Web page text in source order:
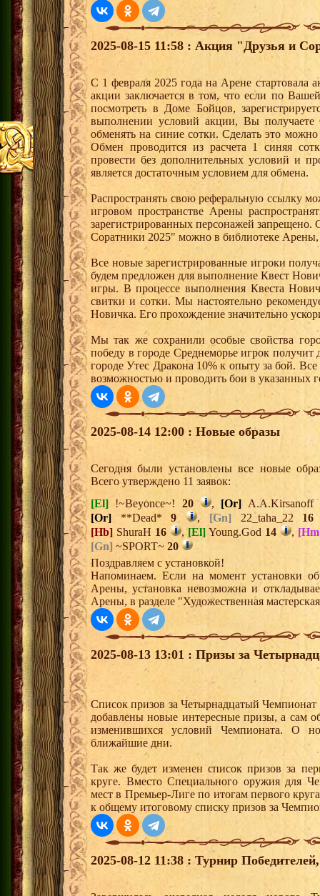
2025-08-15 11:58 : Акция "Друзья и
С 1 февраля 2025 года на Арене стартовала
акции заключается в том, что если по
посмотреть в Доме Бойцов,
выполнении условий акции, Вы
обменять на синие сотки. Сделать это
Обмен проводится из расчета 1 синяя
провести без дополнительных условий и
является достаточным условием для обмена.
Распространять свою реферальную ссылку
игровом пространстве Арены
зарегистрированных персонажей
Соратники 2025" можно в библиотеке Арены,
Все новые зарегистрированные игроки
будем предложен для выполнение Квест
игры. В процессе выполнения Квеста
свитки и сотки. Мы настоятельно
Новичка. Его прохождение значительно
Мы так же сохранили особые свойства
победу в городе Среднеморье игрок
городе Утес Дракона 10% к опыту за бой.
возможностью и проводить бои в указанных
2025-08-14 12:00 : Новые образы
Сегодня были установлены все новые
Всего утверждено 11 заявок:
[El] !~Beyonce~! 20 , [Or] A.A.Kirsanoff
[Or] **Dead*9 , [Gn] 22_taha_22 16
[Hb] ShuraH 16 ,[El] Young.God 14 ,
[Gn] ~SPORT~ 20
Поздравляем с установкой!
Напоминаем. Если на момент установки
Арены, установка невозможна и
Арены, в разделе "Художественная
2025-08-13 13:01 : Призы за
Список призов за Четырнадцатый Чемпионат
добавлены новые интересные призы, а сам
изменившихся условий Чемпионата. О
ближайшие дни.
Так же будет изменен список призов за
круге. Вместо Специального оружия для
мест в Премьер-Лиге по итогам первого
к общему итоговому списку призов за
2025-08-12 11:38 : Турнир